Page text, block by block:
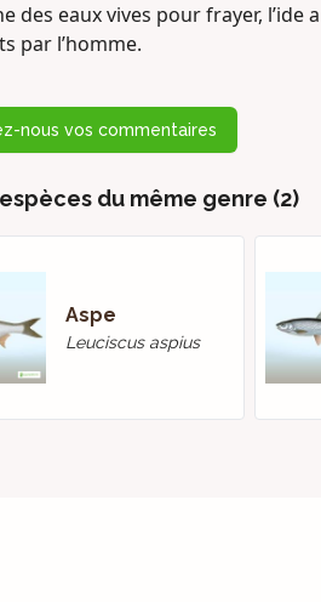
des eaux vives pour frayer, l’ide
par l’homme.
nous vos commentaires
du même genre (2)
Aspe
Leuciscus aspius